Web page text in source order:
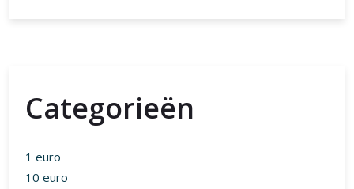
Categorieën
1 euro
10 euro